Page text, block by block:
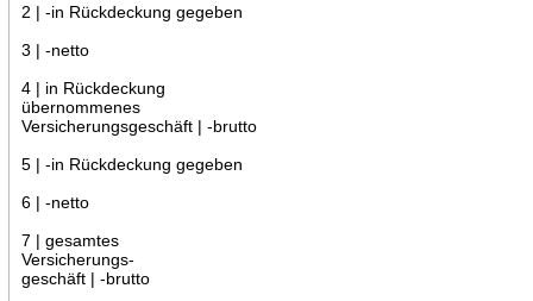
2 | -in Rückdeckung gegeben
3 | -netto
4 | in Rückdeckung
übernommenes
Versicherungsgeschäft | -brutto
5 | -in Rückdeckung gegeben
6 | -netto
7 | gesamtes
Versicherungs-
geschäft | -brutto